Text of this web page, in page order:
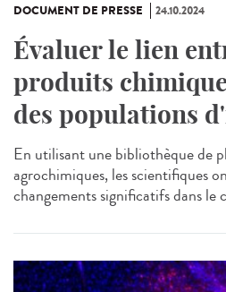
DOCUMENT DE PRESSE 24.10.2024
Évaluer le lien
produits
des populations
En utilisant une bibliothèque de
agrochimiques, les scientifiques
changements significatifs dans